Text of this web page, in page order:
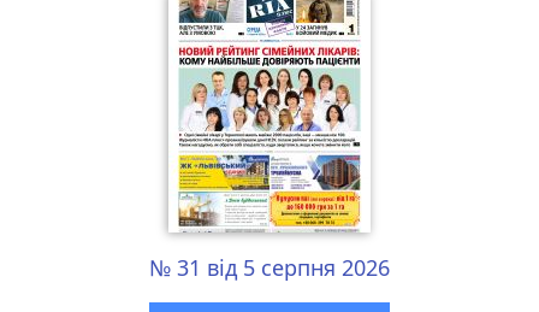
№ 31 від 5 серпня 2026